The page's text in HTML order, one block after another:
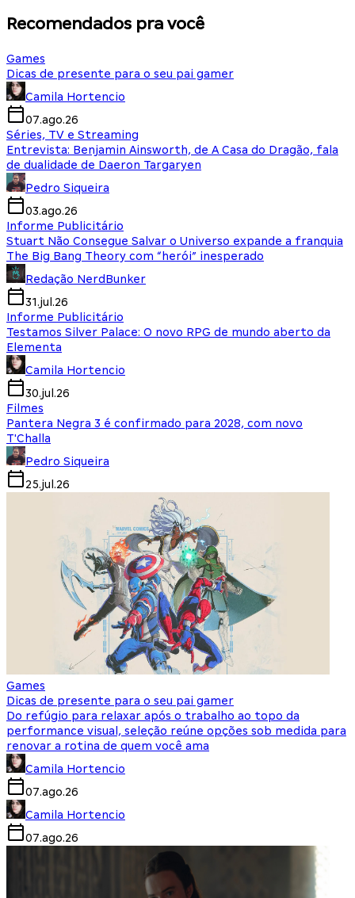
Recomendados pra você
Games
Dicas de presente para o seu pai gamer
Camila Hortencio
07.ago.26
Séries, TV e Streaming
Entrevista: Benjamin Ainsworth, de A Casa do Dragão, fala
de dualidade de Daeron Targaryen
Pedro Siqueira
03.ago.26
Informe Publicitário
Stuart Não Consegue Salvar o Universo expande a franquia
The Big Bang Theory com “herói” inesperado
Redação NerdBunker
31.jul.26
Informe Publicitário
Testamos Silver Palace: O novo RPG de mundo aberto da
Elementa
Camila Hortencio
30.jul.26
Filmes
Pantera Negra 3 é confirmado para 2028, com novo
T'Challa
Pedro Siqueira
25.jul.26
Games
Dicas de presente para o seu pai gamer
Do refúgio para relaxar após o trabalho ao topo da
performance visual, seleção reúne opções sob medida para
renovar a rotina de quem você ama
Camila Hortencio
07.ago.26
Camila Hortencio
07.ago.26